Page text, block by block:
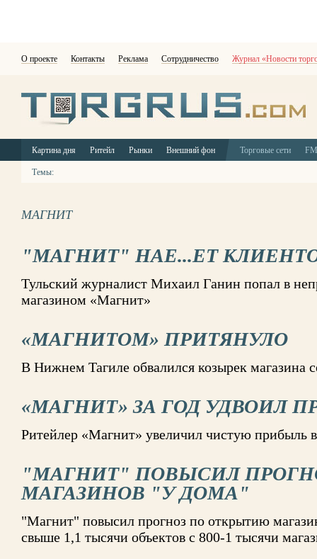
О проекте Контакты Реклама Сотрудничество Журнал «Новости
Картина дня Ритейл Рынки Внешний фон Торговые сети
Темы:
МАГНИТ
"МАГНИТ" НАЕ...ЕТ
Тульский журналист Михаил Ганин попал в
магазином «Магнит»
«МАГНИТОМ» ПРИТЯНУЛО
В Нижнем Тагиле обвалился козырек магазина
«МАГНИТ» ЗА ГОД УДВОИЛ
Ритейлер «Магнит» увеличил чистую прибыль в
"МАГНИТ" ПОВЫСИЛ
МАГАЗИНОВ "У ДОМА"
"Магнит" повысил прогноз по открытию
свыше 1,1 тысячи объектов с 800-1 тысячи